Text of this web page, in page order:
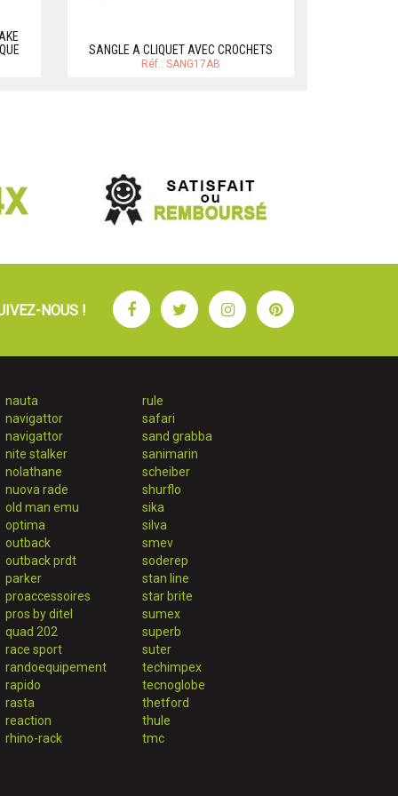
SANGLE A CLIQUET AVEC CROCHETS
Réf.: SANG17AB
NOUS ! FacebookTwitterInstagramPinterest
nauta
navigattor
navigattor
nite stalker
nolathane
nuova rade
old man emu
optima
outback
outback prdt
parker
proaccessoires
pros by ditel
quad 202
race sport
randoequipement
rapido
rasta
reaction
rhino-rack
rule
safari
sand grabba
sanimarin
scheiber
shurflo
sika
silva
smev
soderep
stan line
star brite
sumex
superb
suter
techimpex
tecnoglobe
thetford
thule
tmc